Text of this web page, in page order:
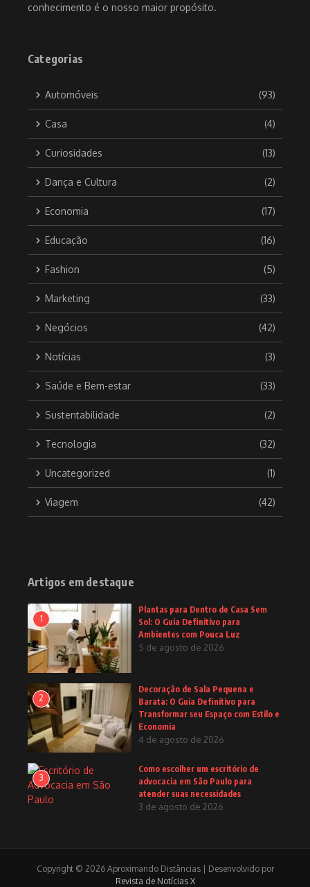
conhecimento é o nosso maior propósito.
Categorias
Automóveis (93)
Casa (4)
Curiosidades (13)
Dança e Cultura (2)
Economia (17)
Educação (16)
Fashion (5)
Marketing (33)
Negócios (42)
Notícias (3)
Saúde e Bem-estar (33)
Sustentabilidade (2)
Tecnologia (32)
Uncategorized (1)
Viagem (42)
Artigos em destaque
1
Plantas para Dentro de Casa Sem
Sol: O Guia Definitivo para
Ambientes com Pouca Luz
5 de agosto de 2026
2
Decoração de Sala Pequena e
Barata: O Guia Definitivo para
Transformar seu Espaço com Estilo e
Economia
4 de agosto de 2026
3
Como escolher um escritório de
advocacia em São Paulo para
atender suas necessidades
3 de agosto de 2026
Copyright © 2026 Aproximando Distâncias | Desenvolvido por
Revista de Notícias X